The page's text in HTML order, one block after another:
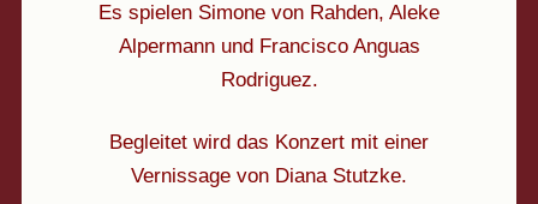
Es spielen Simone von Rahden, Aleke
Alpermann und Francisco Anguas
Rodriguez.
Begleitet wird das Konzert mit einer
Vernissage von Diana Stutzke.